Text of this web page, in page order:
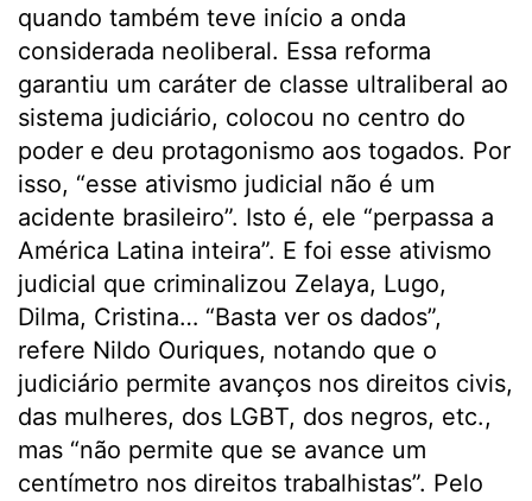
quando também teve início a onda
considerada neoliberal. Essa reforma
garantiu um caráter de classe ultraliberal ao
sistema judiciário, colocou no centro do
poder e deu protagonismo aos togados. Por
isso, “esse ativismo judicial não é um
acidente brasileiro”. Isto é, ele “perpassa a
América Latina inteira”. E foi esse ativismo
judicial que criminalizou Zelaya, Lugo,
Dilma, Cristina… “Basta ver os dados”,
refere Nildo Ouriques, notando que o
judiciário permite avanços nos direitos civis,
das mulheres, dos LGBT, dos negros, etc.,
mas “não permite que se avance um
centímetro nos direitos trabalhistas”. Pelo